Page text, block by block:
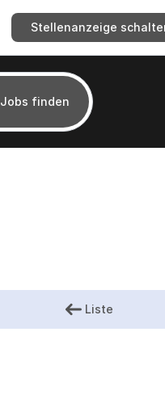
Stellenanzeige
Jobs finden
Liste